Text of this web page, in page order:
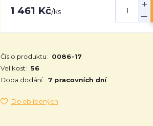
1 461 Kč/ks
Číslo produktu: 0086-17
Velikost: 56
Doba dodání:
7 pracovních dní
Do oblíbených